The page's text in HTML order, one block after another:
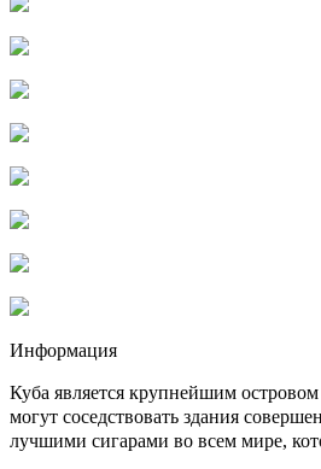
Информация
Куба является крупнейшим
могут соседствовать здания
лучшими сигарами во всем мире,